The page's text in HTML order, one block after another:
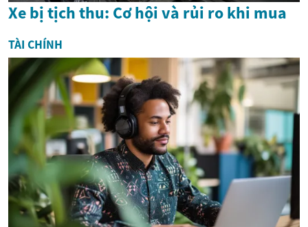
Xe bị tịch thu: Cơ hội và rủi ro khi mua
TÀI CHÍNH